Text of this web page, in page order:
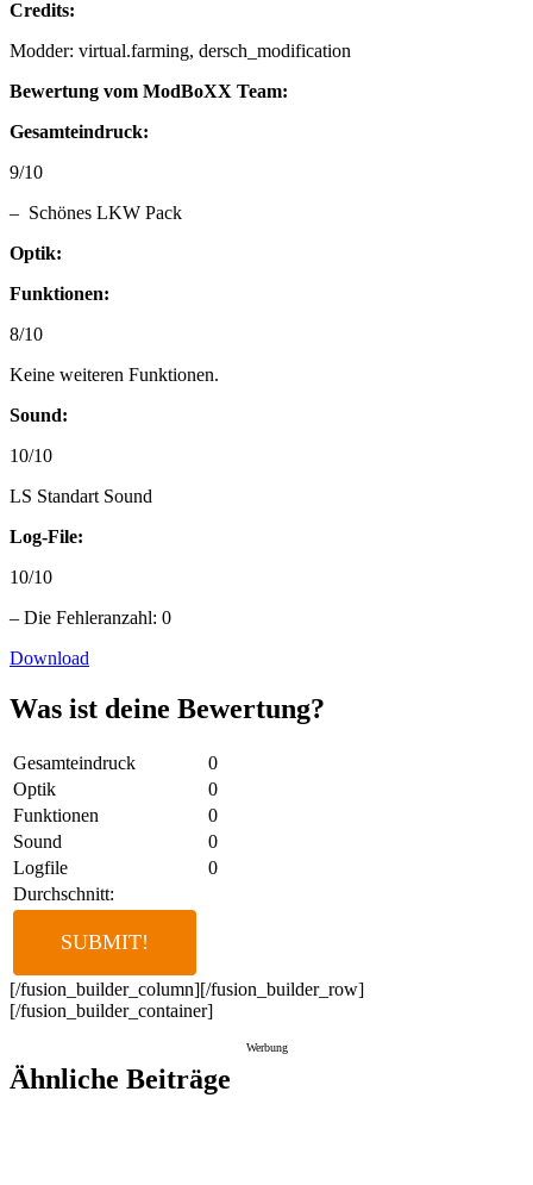
Credits:
Modder: virtual.farming, dersch_modification
Bewertung vom ModBoXX Team:
Gesamteindruck:
9/10
– Schönes LKW Pack
Optik:
Funktionen:
8/10
Keine weiteren Funktionen.
Sound:
10/10
LS Standart Sound
Log-File:
10/10
– Die Fehleranzahl: 0
Download
Was ist deine Bewertung?
Gesamteindruck
0
Optik
0
Funktionen
0
Sound
0
Logfile
0
Durchschnitt:
[/fusion_builder_column][/fusion_builder_row]
[/fusion_builder_container]
Werbung
Ähnliche Beiträge